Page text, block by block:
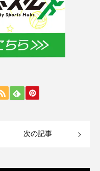
次の記事